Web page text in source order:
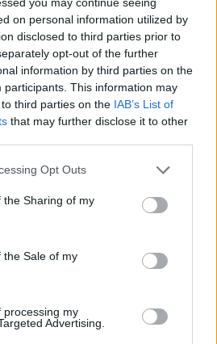
on personal information utilized by
disclosed to third parties prior to
opt-out of the further
information by third parties on the
participants. This information may
third parties on the IAB’s List of
that may further disclose it to other
Opt Outs
the Sharing of my
the Sale of my
processing my
Advertising.
ελιές – «Αυτός που παράγει
διώκεται»
2026 12:17
• ΠΑΙΔΕΙΑ - ΕΚΠΑΙΔΕΥΣΗ
Νέα ειδικότητα «Τεχνικός
ψύξης αερισμού και
2026 11:52
Χρυσοσκαλίτισσας:
εορτασμού Κοιμήσεως της
σε 52χρονο που ήθελε να
στη ζωή του